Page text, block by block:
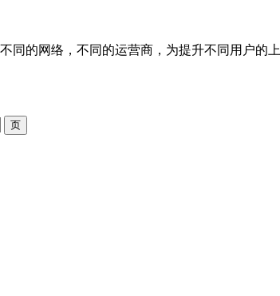
同的网络，不同的运营商，为提升不同用户